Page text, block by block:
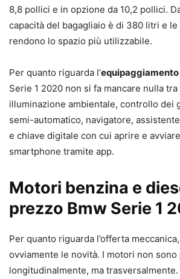
8,8 pollici e in opzione da 10,2 pollici.
capacità del bagagliaio è di 380 litri e
rendono lo spazio più utilizzabile.
Per quanto riguarda l’
Serie 1 2020 non si fa mancare nulla
illuminazione ambientale, controllo dei
semi-automatico, navigatore,
e chiave digitale con cui aprire e
smartphone tramite app.
Motori benzina e
prezzo Bmw Serie 1
Per quanto riguarda l’offerta
ovviamente le novità. I motori non
longitudinalmente, ma trasversalmente.